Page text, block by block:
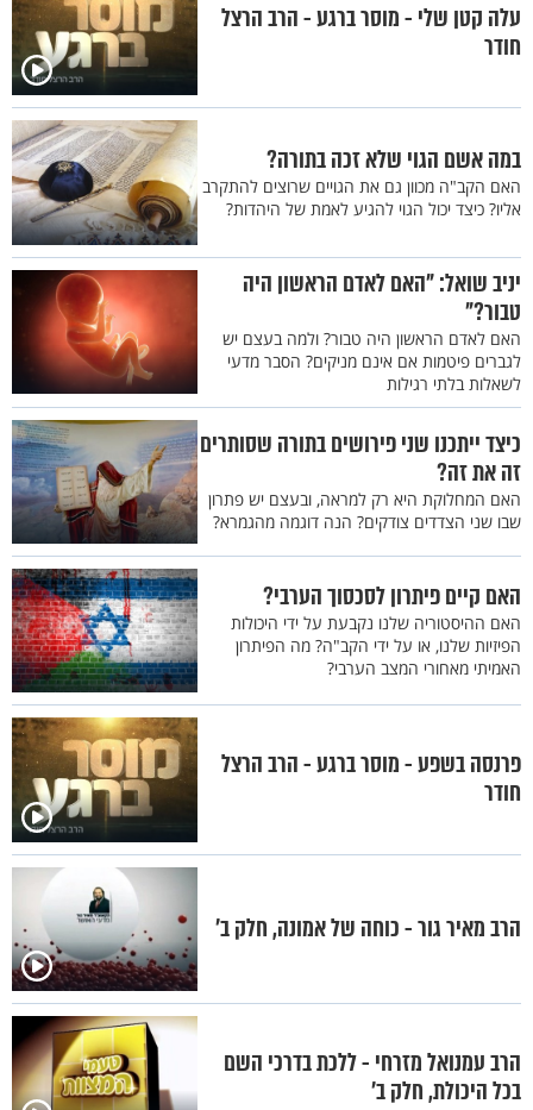
עלה קטן שלי - מוסר ברגע - הרב הרצל
חודר
במה אשם הגוי שלא זכה בתורה?
האם הקב"ה מכוון גם את הגויים שרוצים להתקרב
אליו? כיצד יכול הגוי להגיע לאמת של היהדות?
יניב שואל: "האם לאדם הראשון היה
טבור?"
האם לאדם הראשון היה טבור? ולמה בעצם יש
לגברים פיטמות אם אינם מניקים? הסבר מדעי
לשאלות בלתי רגילות
כיצד ייתכנו שני פירושים בתורה שסותרים
זה את זה?
האם המחלוקת היא רק למראה, ובעצם יש פתרון
שבו שני הצדדים צודקים? הנה דוגמה מהגמרא?
האם קיים פיתרון לסכסוך הערבי?
האם ההיסטוריה שלנו נקבעת על ידי היכולות
הפיזיות שלנו, או על ידי הקב"ה? מה הפיתרון
האמיתי מאחורי המצב הערבי?
פרנסה בשפע - מוסר ברגע - הרב הרצל
חודר
הרב מאיר גור - כוחה של אמונה, חלק ב'
הרב עמנואל מזרחי - ללכת בדרכי השם
בכל היכולת, חלק ב'